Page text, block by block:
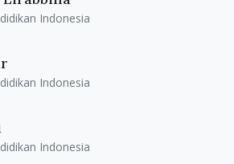
Indonesia
Indonesia
Indonesia